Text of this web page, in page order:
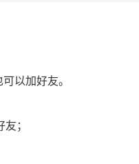
以加好友。
；